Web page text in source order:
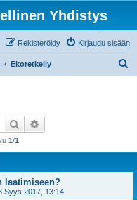
Yhdistys
Kirjaudu sisään
Rekisteröidy
Ekoretkeily
Etsi
1/1
laatimiseen?
Syys 2017, 13:14